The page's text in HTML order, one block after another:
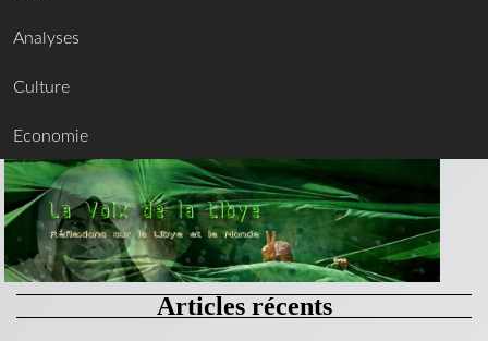
Analyses
Culture
Economie
Articles récents